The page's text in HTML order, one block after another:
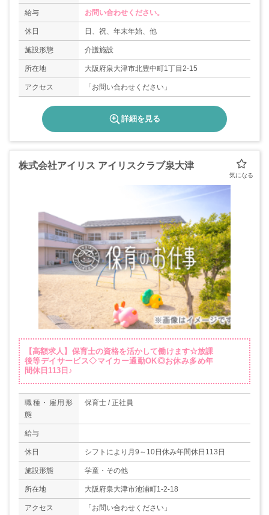
給与 お問い合わせください。
休日 日、祝、年末年始、他
施設形態 介護施設
所在地 大阪府泉大津市北豊中町1丁目2-15
アクセス 「お問い合わせください」
詳細を見る
株式会社アイリス アイリスクラブ泉大津
【高額求人】保育士の資格を活かして働けます☆放課
後等デイサービス◇マイカー通勤OK◎お休み多め年
間休日113日♪
職種・雇用形
態
保育士 / 正社員
給与
休日 シフトにより月9～10日休み年間休日113日
施設形態 学童・その他
所在地 大阪府泉大津市池浦町1-2-18
アクセス 「お問い合わせください」